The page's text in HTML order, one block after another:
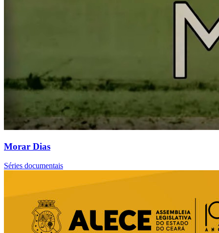
Morar Dias
Séries documentais